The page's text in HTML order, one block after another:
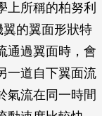
上所稱的柏努利
的翼面形狀特
通過翼面時，會
一道自下翼面流
氣流在同一時間